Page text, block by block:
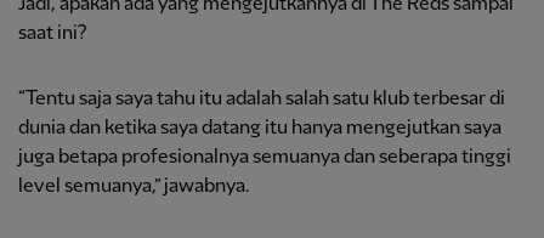
Jadi, apakah ada yang mengejutkannya di The Reds sampai
saat ini?
“Tentu saja saya tahu itu adalah salah satu klub terbesar di
dunia dan ketika saya datang itu hanya mengejutkan saya
juga betapa profesionalnya semuanya dan seberapa tinggi
level semuanya,” jawabnya.